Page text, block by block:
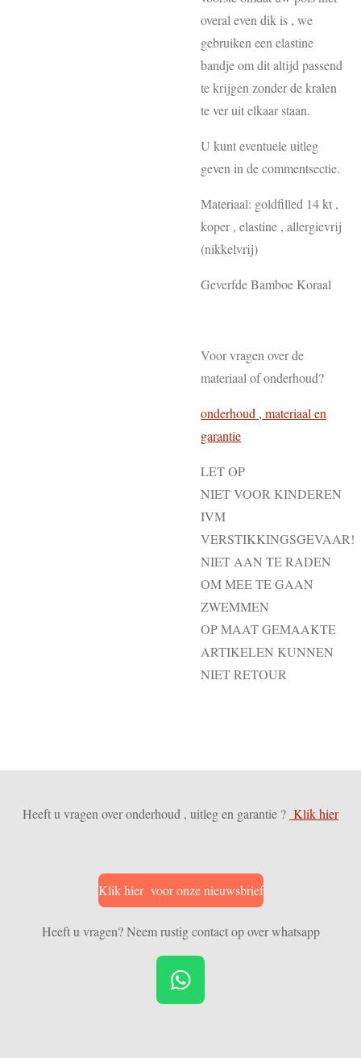
overal even dik is , we
gebruiken een elastine
bandje om dit altijd passend
te krijgen zonder de kralen
te ver uit elkaar staan.
U kunt eventuele uitleg
geven in de commentsectie.
Materiaal: goldfilled 14 kt ,
koper , elastine , allergievrij
(nikkelvrij)
Geverfde Bamboe Koraal
Voor vragen over de
materiaal of onderhoud?
onderhoud , materiaal en
garantie
LET OP
NIET VOOR KINDEREN
IVM
VERSTIKKINGSGEVAAR!
NIET AAN TE RADEN
OM MEE TE GAAN
ZWEMMEN
OP MAAT GEMAAKTE
ARTIKELEN KUNNEN
NIET RETOUR
Heeft u vragen over onderhoud , uitleg en garantie ? Klik hier
Klik hier voor onze nieuwsbrief
Heeft u vragen? Neem rustig contact op over whatsapp
W
h